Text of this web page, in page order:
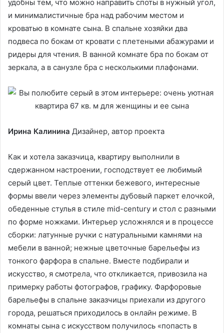
удобны тем, что можно направить споты в нужный угол,
и минималистичные бра над рабочим местом и
кроватью в комнате сына. В спальне хозяйки два
подвеса по бокам от кровати с плетеными абажурами и
ридеры для чтения. В ванной комнате бра по бокам от
зеркала, а в санузле бра с несколькими плафонами.
Ирина Калинина Дизайнер, автор проекта
Как и хотела заказчица, квартиру выполнили в
сдержанном настроении, господствует ее любимый
серый цвет. Теплые оттенки бежевого, интересные
формы ввели через элементы дубовый паркет елочкой,
обеденные стулья в стиле mid-century и стол с разными
по форме ножками. Интерьер усложнялся и в процессе
сборки: латунные ручки с натуральными камнями на
мебели в ванной; нежные цветочные барельефы из
тонкого фарфора в спальне. Вместе подбирали и
искусство, я смотрела, что откликается, привозила на
примерку работы фотографов, графику. Фарфоровые
барельефы в спальне заказчицы приехали из другого
города, решаться приходилось в онлайн режиме. В
комнаты сына с искусством получилось «попасть в